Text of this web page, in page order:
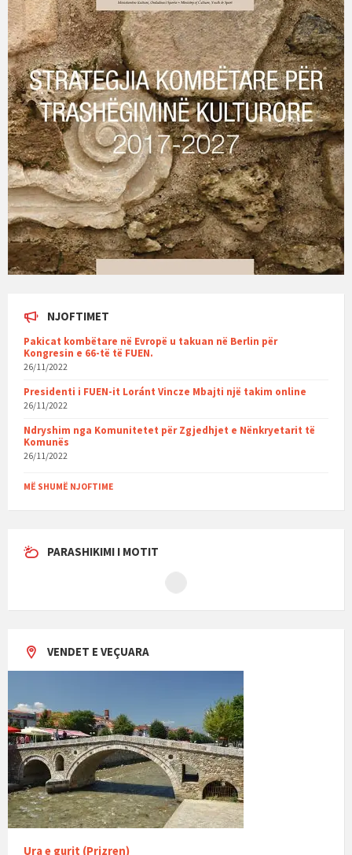
NJOFTIMET
Pakicat kombëtare në Evropë u takuan në Berlin për
Kongresin e 66-të të FUEN.
26/11/2022
Presidenti i FUEN-it Loránt Vincze Mbajti një takim online
26/11/2022
Ndryshim nga Komunitetet për Zgjedhjet e Nënkryetarit të
Komunës
26/11/2022
MË SHUMË NJOFTIME
PARASHIKIMI I MOTIT
VENDET E VEÇUARA
Ura e gurit (Prizren)